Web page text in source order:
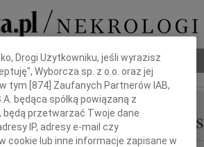
Poradnik pogrzebowy
Wieczorek-Panas
Drogi Użytkowniku, jeśli wyrazisz
Wyborcza sp. z o.o. oraz jej
tym [874] Zaufanych Partnerów IAB,
będąca spółką powiązaną z
będą przetwarzać Twoje dane
IP, adresy e-mail czy
cookie lub inne informacje zapisane w